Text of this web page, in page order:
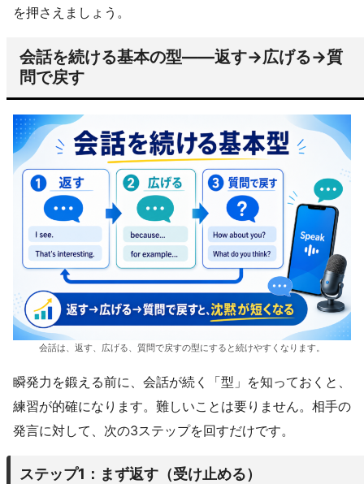
を押さえましょう。
会話を続ける基本の型——返す→広げる→質
問で戻す
会話は、返す、広げる、質問で戻すの型にすると続けやすくなります。
瞬発力を鍛える前に、会話が続く「型」を知っておくと、
練習が的確になります。難しいことは要りません。相手の
発言に対して、次の3ステップを回すだけです。
ステップ1：まず返す（受け止める）